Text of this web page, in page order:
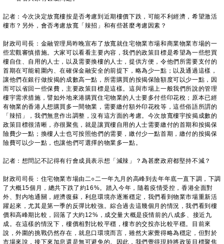
記者：今次決定放寬樓按是否考慮到近期樓價下跌，可能不利經濟，希望激活
樓市？另外，會否考慮放寬「辣招」和有些甚麼考慮因素？
財政司司長：金融管理局昨晚宣布了放寬就住宅物業市場和商業物業市場的一
些宏觀審慎措施。大家可以看看主要內容，我們的政策目標是希望為一些想買
樓自住、自用的人士，以及需要換樓的人士，提供方便，令他們所需要支付的
首期在可能範圍內、在確保金融安全的前提下，略為少一點；以及通過這樣，
讓他們在銀行做按揭的成數高一點，所需購買的按揭保險額度可以少一點，因
而可以省回一些保費，主要政策目標是這樣。這與市場上一般我們所說的管理
樓宇需求措施，譬如外地來港購買住宅物業的人士要多付些印花稅；原本已經
有物業的香港人想購買多一間物業，需要繳付額外印花稅等，這些俗語所謂的
「辣招」，我們無意作出調整，沒有這方面的考慮。今次放寬樓宇按揭成數的
政策目標很清晰，亦很聚焦，就是讓買樓自用的人士需要繳付的首期和按揭保
險費少一點；換樓人士也可按照他們的需要，繳付少一點首期，繳付的按揭保
險費可以少一點，也讓他們可選擇的物業多一點。
記者：想問記不記得有行會成員表示想「減辣」？為甚麽政府都堅持不減？
財政司司長：住宅物業市場由二○二一年九月的高峰到去年年底一直下調，下調
了大概15個月，總共下跌了約16%。踏入今年，隨着疫情受控，香港全面對
外、對内地通關，經濟復蘇，利息環境亦逐漸穩定，我們看到物業市場重新活
躍起來，尤其是第一季的反彈比較強。綜合過去這幾個月的情況，我們看到樓
價和高峰期比較，回落了大約12%，成交量大概是疫情前的八成多、接近九
成。在這樣的情況下，樓價相對比較平穩，樓市的交投亦比較平穩。目前來
說，外圍的挑戰仍然存在，就息口環境而言，雖然大家覺得略為穩定，但對於
市場來說，接下來加息還是無可避免的。因此，我們覺得現時將政策目標聚焦